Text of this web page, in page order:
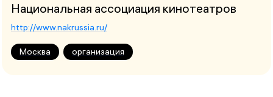
Национальная ассоциация кинотеатров
http://www.nakrussia.ru/
Москва организация